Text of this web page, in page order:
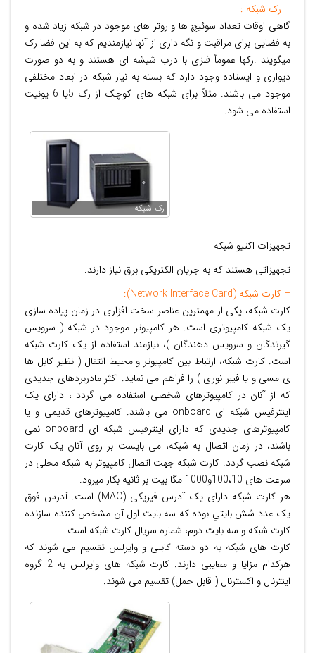
– رک شبکه :
گاهی اوقات تعداد سوئیچ ها و روتر های موجود در شبکه زیاد شده و
به فضایی برای مراقبت و نگه داری از آنها نیازمندیم که به این فضا رک
میگویند .رکها عموماً فلزی با درب شیشه ای هستند و به دو صورت
دیواری و ایستاده وجود دارد که بسته به نیاز شبکه در ابعاد مختلفی
موجود می باشند. مثلاً برای شبکه های کوچک از رک 5یا 6 یونیت
استفاده می شود.
رک شبکه
تجهیزات اکتیو شبکه
تجهیزاتی هستند که به جریان الکتریکی برق نیاز دارند.
– کارت شبکه (Network Interface Card):
کارت شبکه، يکی از مهمترين عناصر سخت افزاری در زمان پياده سازی
يک شبکه کامپیوتری است. هر کامپيوتر موجود در شبکه ( سرويس
گيرندگان و سرويس دهندگان )، نيازمند استفاده از يک کارت شبکه
است. کارت شبکه، ارتباط بين کامپيوتر و محيط انتقال ( نظير کابل ها
ی مسی و يا فيبر نوری ) را فراهم می نمايد. اکثر مادربردهای جديدی
که از آنان در کامپيوترهای شخصی استفاده می گردد ، دارای يک
اينترفيس شبکه ای onboard می باشند. کامپيوترهای قديمی و يا
کامپيوترهای جديدی که دارای اينترفيس شبکه ای onboard نمی
باشند، در زمان اتصال به شبکه، می بايست بر روی آنان يک کارت
شبکه نصب گردد. کارت شبکه جهت اتصال کامپیوتر به شبکه محلی در
سرعت های 100،10و1000 مگا بیت بر ثانیه بکار میرود.
هر کارت شبکه دارای یک آدرس فیزیکی (MAC) است. آدرس فوق
يک عدد شش بايتي بوده که سه بايت اول آن مشخص کننده سازنده
کارت شبکه و سه بايت دوم، شماره سريال کارت شبکه است
کارت های شبکه به دو دسته کابلی و وایرلس تقسیم می شوند که
هرکدام مزایا و معایبی دارند. کارت شبکه های وایرلس به 2 گروه
اینترنال و اکسترنال ( قابل حمل) تقسیم می شوند.